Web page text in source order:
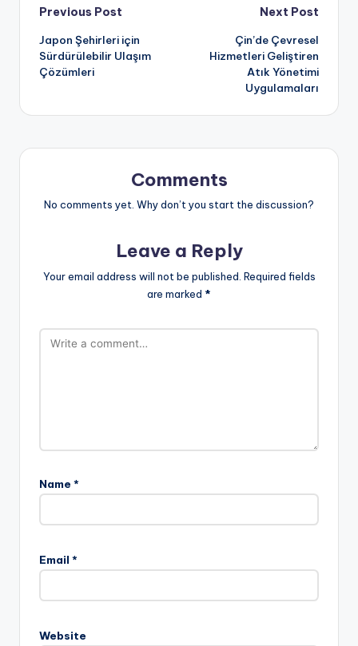
Post
navigation
Previous Post
Japon Şehirleri için
Sürdürülebilir Ulaşım
Çözümleri
Next Post
Çin’de Çevresel
Hizmetleri Geliştiren
Atık Yönetimi
Uygulamaları
Comments
No comments yet. Why don’t you start the discussion?
Leave a Reply
Your email address will not be published. Required fields
are marked *
Name *
Email *
Website